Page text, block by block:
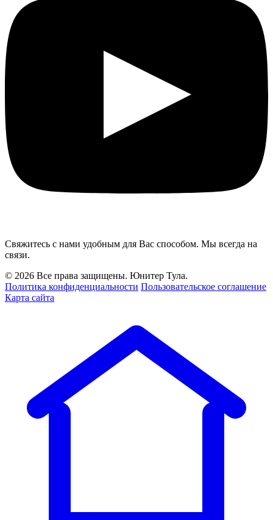
Свяжитесь с нами удобным для Вас способом. Мы всегда на
связи.
© 2026 Все права защищены. Юнитер Тула.
Политика конфиденциальности Пользовательское соглашение
Карта сайта